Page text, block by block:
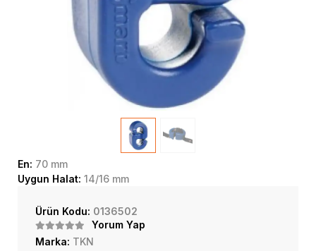
En: 70 mm
Uygun Halat: 14/16 mm
Ürün Kodu: 0136502
Yorum Yap
Marka: TKN